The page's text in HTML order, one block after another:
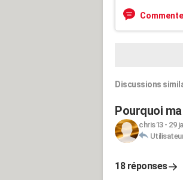
Discussions
Pourquoi
chris13- 29
18 réponses